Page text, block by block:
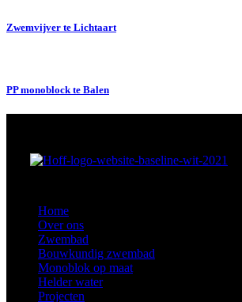
Zwemvijver te Lichtaart
PP monoblock te Balen
Home
Over ons
Zwembad
Bouwkundig zwembad
Monoblok op maat
Helder water
Projecten